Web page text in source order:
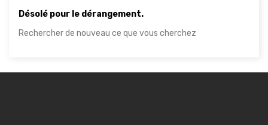
Désolé pour le dérangement.
Rechercher de nouveau ce que vous cherchez